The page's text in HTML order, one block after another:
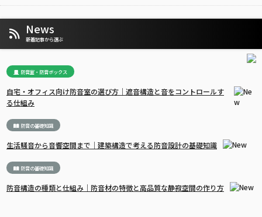
News
新着記事から選ぶ
防音室・防音ボックス
自宅・オフィス向け防音室の選び方｜遮音構造と音をコントロールす
る仕組み
防音の基礎知識
生活騒音から音響空間まで｜建築構造で考える防音設計の基礎知識
防音の基礎知識
防音構造の種類と仕組み｜防音材の特徴と高品質な静寂空間の作り方